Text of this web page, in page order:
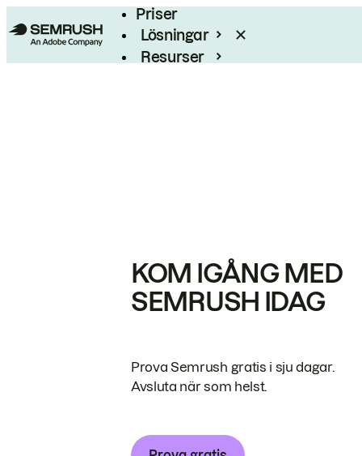
Priser
Lösningar
Resurser
KOM IGÅNG MED
SEMRUSH IDAG
Prova Semrush gratis i sju dagar.
Avsluta när som helst.